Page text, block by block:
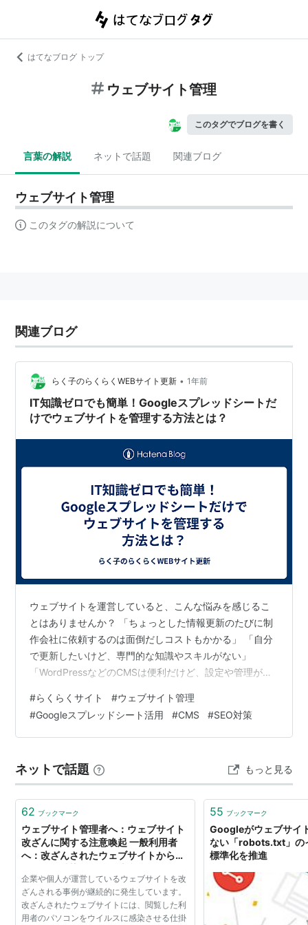
はてなブログ トップ
ウェブサイト管理
このタグでブログを書く
言葉の解説 ネットで話題 関連ブログ
ウェブサイト管理
このタグの解説について
関連ブログ
らく子のらくらくWEBサイト更新 • 1年前
IT知識ゼロでも簡単！Googleスプレッドシートだ
けでウェブサイトを管理する方法とは？
ウェブサイトを運営していると、こんな悩みを感じるこ
とはありませんか？ 「ちょっとした情報更新のたびに制
作会社に依頼するのは面倒だしコストもかかる」 「自分
で更新したいけど、専門的な知識やスキルがない」
「WordPressなどのCMSは便利だけど、設定や管理が複
いる友人から「ウェブサイトの更新が難しくて困ってい
る」といった相談をよく受けます。今回はそんな方にぴ
ったりなサービス『らくらくサイト』を紹介します。
単ウェブサイト管理！ 『らくらくサイト』は、株式会社
プロドウガが提供するGoog…
#らくらくサイト #ウェブサイト管理
#Googleスプレッドシート活用 #CMS #SEO対策
ネットで話題 もっと見る
62 ブックマーク
ウェブサイト管理者へ：ウェブサイト
改ざんに関する注意喚起 一般利用者
へ：改ざんされたウェブサイトからの
独立行政法人 情報処理推進機構
企業や個人が運営しているウェブサイトを改
ざんされる事例が継続的に発生しています。
改ざんされたウェブサイトには、閲覧した利
用者のパソコンをウイルスに感染させる仕掛
55 ブックマーク
Googleがウェブサイ
ない「robots.txt」の
標準化を推進